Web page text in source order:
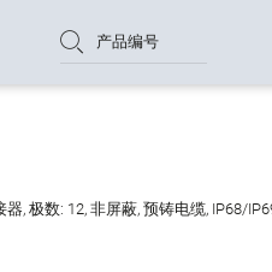
产品编号
, 极数: 12, 非屏蔽, 预铸电缆, IP68/